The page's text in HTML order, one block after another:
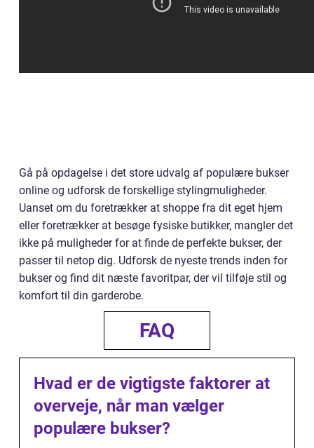
Gå på opdagelse i det store udvalg af populære bukser
online og udforsk de forskellige stylingmuligheder.
Uanset om du foretrækker at shoppe fra dit eget hjem
eller foretrækker at besøge fysiske butikker, mangler det
ikke på muligheder for at finde de perfekte bukser, der
passer til netop dig. Udforsk de nyeste trends inden for
bukser og find dit næste favoritpar, der vil tilføje stil og
komfort til din garderobe.
FAQ
Hvad er de vigtigste faktorer at
overveje, når man vælger
populære bukser?